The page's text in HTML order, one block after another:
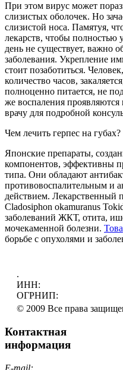
При этом вирус может
слизистых оболочек. Но
слизистой носа. Памятуя,
лекарств, чтобы полностью
день не существует, важно
заболевания. Укрепление
стоит позаботиться.
количество часов,
полноценно питается, не
же воспаления проявляются
врачу для подробной
Чем лечить герпес на губах?
Японские препараты,
компонентов, эффективны
типа. Они обладают
противовоспалительным и
действием. Лекарственный
Cladosiphon okamuranus
заболеваний ЖКТ, отита,
мочекаменной болезни.
борьбе с опухолями и
.
ИНН:
ОГРНИП:
© 2009 Все права
Контактная
информация
E-mail: